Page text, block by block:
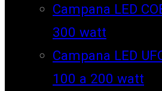
Campana LED
300 watt
Campana LED
100 a 200 watt